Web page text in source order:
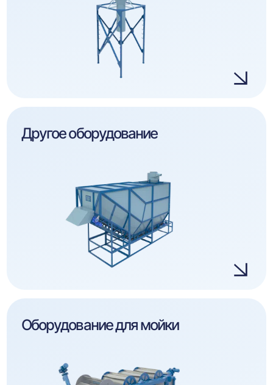
Другое оборудование
Оборудование для мойки